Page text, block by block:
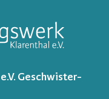
Geschwister-